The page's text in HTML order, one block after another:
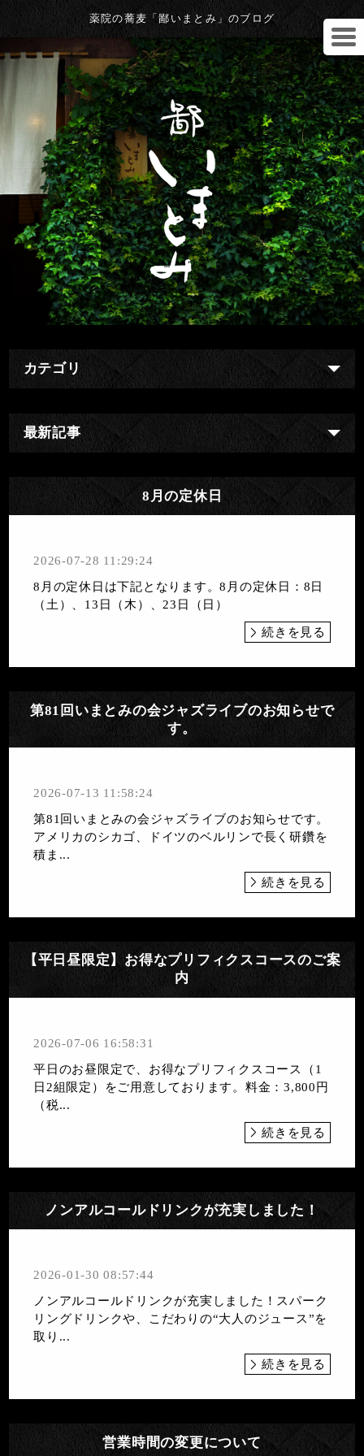
薬院の蕎麦「鄙いまとみ」のブログ
カテゴリ
最新記事
8月の定休日
2026-07-28 11:29:24
8月の定休日は下記となります。8月の定休日：8日
（土）、13日（木）、23日（日）
続きを見る
第81回いまとみの会ジャズライブのお知らせで
す。
2026-07-13 11:58:24
第81回いまとみの会ジャズライブのお知らせです。
アメリカのシカゴ、ドイツのベルリンで長く研鑽を
積ま...
続きを見る
【平日昼限定】お得なプリフィクスコースのご案
内
2026-07-06 16:58:31
平日のお昼限定で、お得な プリフィクスコース（1
日2組限定）をご用意しております。料金：3,800円
（税...
続きを見る
ノンアルコールドリンクが充実しました！
2026-01-30 08:57:44
ノンアルコールドリンクが充実しました！スパーク
リングドリンクや、こだわりの“大人のジュース”を
取り...
続きを見る
営業時間の変更について